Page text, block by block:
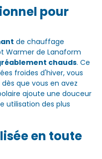
pour
de chauffage
Warmer de Lanaform
chauds. Ce
froides d'hiver, vous
que vous en avez
ajoute une douceur
utilisation des plus
en toute